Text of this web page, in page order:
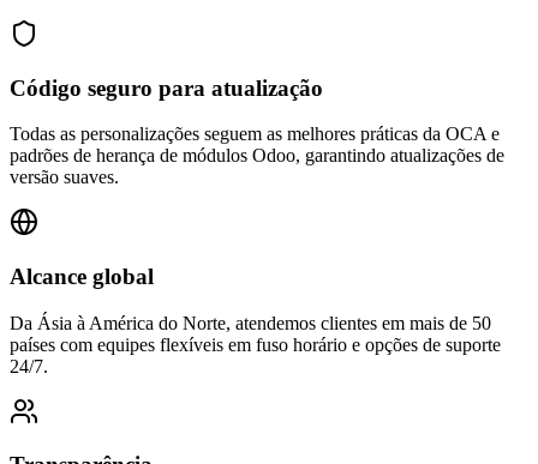
Código seguro para atualização
Todas as personalizações seguem as melhores práticas da OCA e
padrões de herança de módulos Odoo, garantindo atualizações de
versão suaves.
Alcance global
Da Ásia à América do Norte, atendemos clientes em mais de 50
países com equipes flexíveis em fuso horário e opções de suporte
24/7.